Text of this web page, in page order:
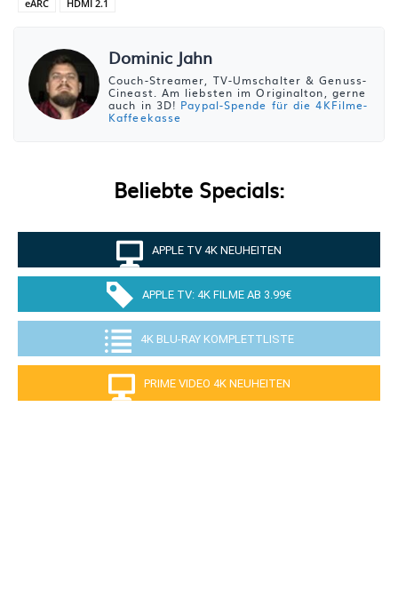
eARC
HDMI 2.1
Dominic Jahn
Couch-Streamer, TV-Umschalter & Genuss-
Cineast. Am liebsten im Originalton, gerne
auch in 3D! Paypal-Spende für die 4KFilme-
Kaffeekasse
Beliebte Specials:
APPLE TV 4K NEUHEITEN
APPLE TV: 4K FILME AB 3.99€
4K BLU-RAY KOMPLETTLISTE
PRIME VIDEO 4K NEUHEITEN